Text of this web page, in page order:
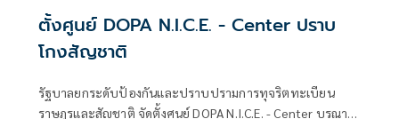
ตั้งศูนย์ DOPA N.I.C.E. - Center ปราบ
โกงสัญชาติ
รัฐบาลยกระดับป้องกันและปราบปรามการทุจริตทะเบียน
ราษฎรและสัญชาติ จัดตั้งศูนย์ DOPA N.I.C.E. - Center บูรณา